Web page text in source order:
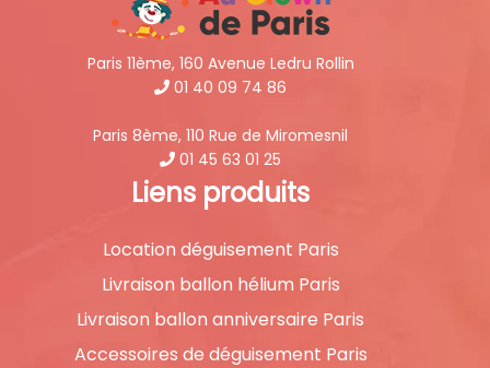
Paris 11ème, 160 Avenue Ledru Rollin
01 40 09 74 86
Paris 8ème, 110 Rue de Miromesnil
01 45 63 01 25
Liens produits
Location déguisement Paris
Livraison ballon hélium Paris
Livraison ballon anniversaire Paris
Accessoires de déguisement Paris